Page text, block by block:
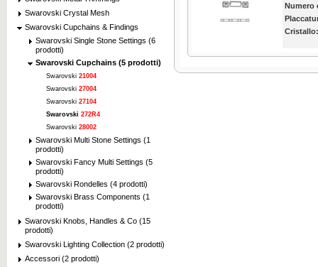
Swarovski Crystal Mesh
Swarovski Cupchains & Findings
Swarovski Single Stone Settings (6
prodotti)
Swarovski Cupchains (5 prodotti)
Swarovski 21004
Swarovski 27004
Swarovski 27104
Swarovski 272R4
Swarovski 28002
Swarovski Multi Stone Settings (1
prodotti)
Swarovski Fancy Multi Settings (5
prodotti)
Swarovski Rondelles (4 prodotti)
Swarovski Brass Components (1
prodotti)
Swarovski Knobs, Handles & Co (15
prodotti)
Swarovski Lighting Collection (2 prodotti)
Accessori (2 prodotti)
Numero
Cristallo: